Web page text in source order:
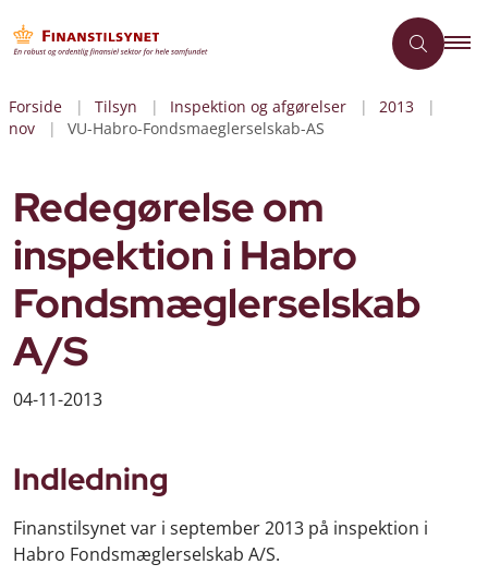
Forside Tilsyn Inspektion og afgørelser
2013
nov
VU-Habro-Fondsmaeglerselskab-AS
Redegørelse om
inspektion i Habro
Fondsmæglerselskab
A/S
04-11-2013
Indledning
Finanstilsynet var i september 2013 på inspektion i
Habro Fondsmæglerselskab A/S.